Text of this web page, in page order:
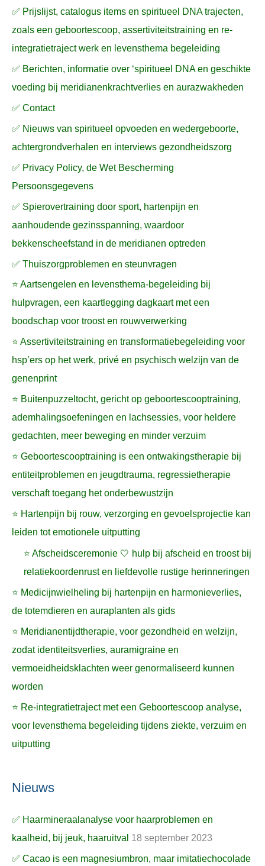
r
:
✅ Prijslijst, catalogus items en spiritueel DNA trajecten,
zoals een geboortescoop, assertiviteitstraining en re-
integratietraject werk en levensthema begeleiding
✅ Berichten, informatie over ‘spiritueel DNA en geschikte
voeding bij meridianenkrachtverlies en aurazwakheden
✅ Contact
✅ Nieuws van spiritueel opvoeden en wedergeboorte,
achtergrondverhalen en interviews gezondheidszorg
✅ Privacy Policy, de Wet Bescherming
Persoonsgegevens
✅ Spierovertraining door sport, hartenpijn en
aanhoudende gezinsspanning, waardoor
bekkenscheefstand in de meridianen optreden
✅ Thuiszorgproblemen en steunvragen
⭐ Aartsengelen en levensthema-begeleiding bij
hulpvragen, een kaartlegging dagkaart met een
boodschap voor troost en rouwverwerking
⭐ Assertiviteitstraining en transformatiebegeleiding voor
hsp’ers op het werk, privé en psychisch welzijn van de
genenprint
⭐ Buitenpuzzeltocht, gericht op geboortescooptraining,
ademhalingsoefeningen en lachsessies, voor heldere
gedachten, meer beweging en minder verzuim
⭐ Geboortescooptraining is een ontwakingstherapie bij
entiteitproblemen en jeugdtrauma, regressietherapie
verschaft toegang het onderbewustzijn
⭐ Hartenpijn bij rouw, verzorging en gevoelsprojectie kan
leiden tot emotionele uitputting
⭐ Afscheidsceremonie 🤍 hulp bij afscheid en troost bij
relatiekoordenrust en liefdevolle rustige herinneringen
⭐ Medicijnwielheling bij hartenpijn en harmonieverlies,
de totemdieren en auraplanten als gids
⭐ Meridianentijdtherapie, voor gezondheid en welzijn,
zodat identiteitsverlies, auramigraine en
vermoeidheidsklachten weer genormaliseerd kunnen
worden
⭐ Re-integratietraject met een Geboortescoop analyse,
voor levensthema begeleiding tijdens ziekte, verzuim en
uitputting
Nieuws
✅ Haarmineraalanalyse voor haarproblemen en
kaalheid, bij jeuk, haaruitval 18 september 2023
✅ Cacao is een magnesiumbron, maar imitatiechocolade